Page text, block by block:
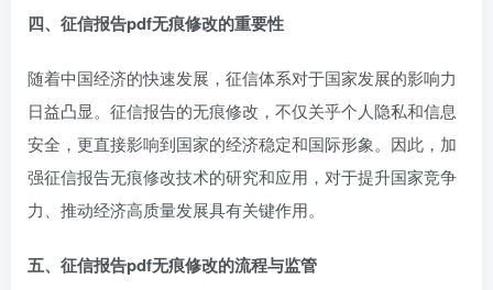
四、征信报告pdf无痕修改的重要性
随着中国经济的快速发展，征信体系对于国家发展的影响力
日益凸显。征信报告的无痕修改，不仅关乎个人隐私和信息
安全，更直接影响到国家的经济稳定和国际形象。因此，加
强征信报告无痕修改技术的研究和应用，对于提升国家竞争
力、推动经济高质量发展具有关键作用。
五、征信报告pdf无痕修改的流程与监管